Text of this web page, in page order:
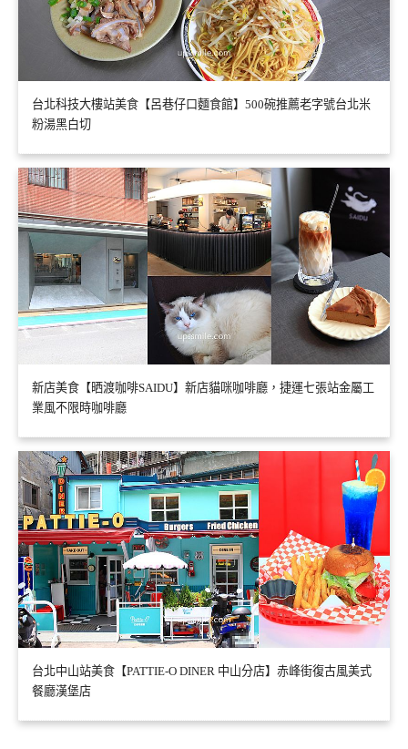
台北科技大樓站美食【呂巷仔口麵食館】500碗推薦老字號台北米
粉湯黑白切
新店美食【晒渡咖啡SAIDU】新店貓咪咖啡廳，捷運七張站金屬工
業風不限時咖啡廳
台北中山站美食【PATTIE-O DINER 中山分店】赤峰街復古風美式
餐廳漢堡店